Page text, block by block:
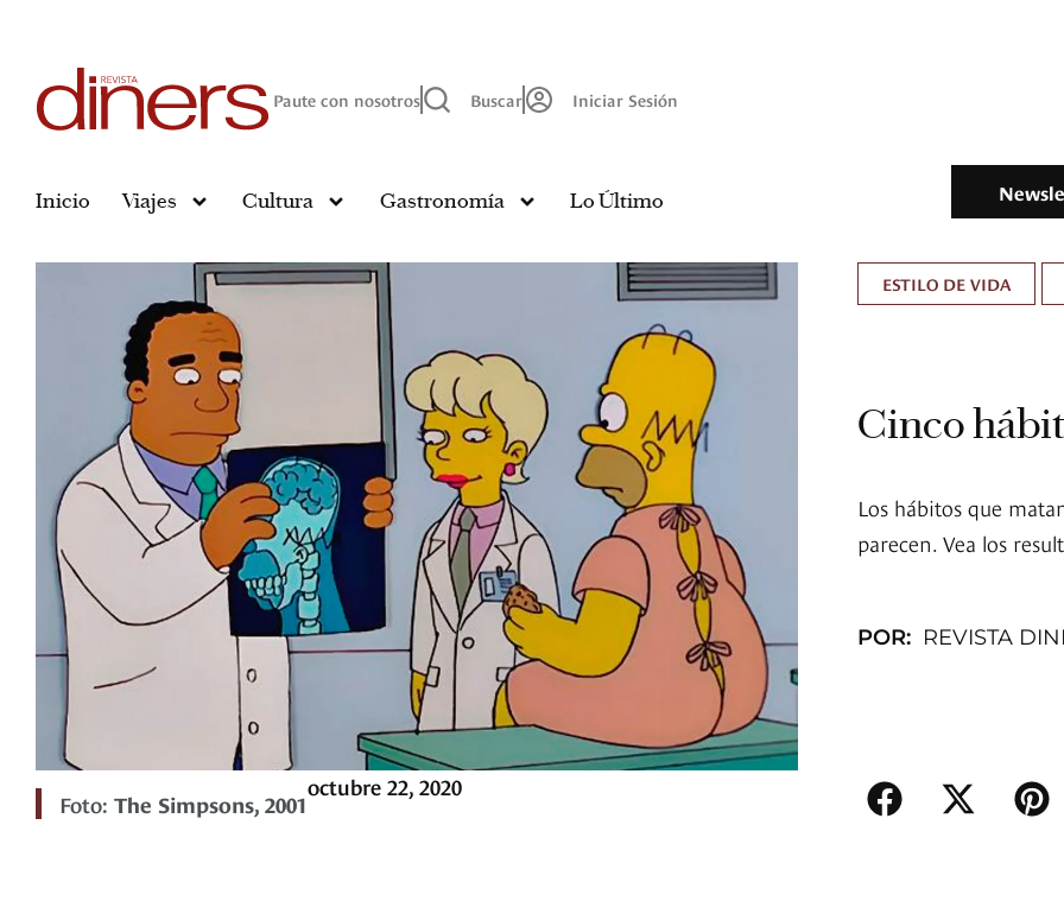
Paute con nosotros Buscar Iniciar Sesión
Inicio Viajes Cultura Gastronomía Lo Último
Foto: The Simpsons, 2001
octubre 22, 2020
ESTILO DE VIDA
Cinco
Los hábitos que
parecen. Vea los
POR: REVISTA